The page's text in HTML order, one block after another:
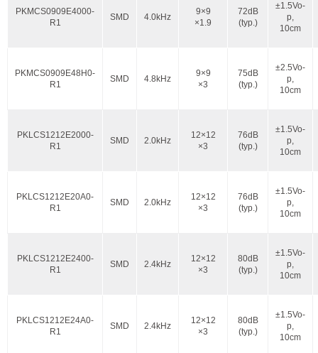
PKMCS0909E4000-
R1
SMD 4.0kHz
9×9
×1.9
72dB
(typ.)
±1.5Vo-
p,
10cm
PKMCS0909E48H0-
R1
SMD 4.8kHz
9×9
×3
75dB
(typ.)
±2.5Vo-
p,
10cm
PKLCS1212E2000-
R1
SMD 2.0kHz
12×12
×3
76dB
(typ.)
±1.5Vo-
p,
10cm
PKLCS1212E20A0-
R1
SMD 2.0kHz
12×12
×3
76dB
(typ.)
±1.5Vo-
p,
10cm
PKLCS1212E2400-
R1
SMD 2.4kHz
12×12
×3
80dB
(typ.)
±1.5Vo-
p,
10cm
PKLCS1212E24A0-
R1
SMD 2.4kHz
12×12
×3
80dB
(typ.)
±1.5Vo-
p,
10cm